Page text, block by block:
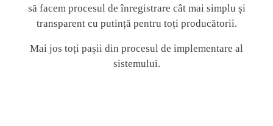
să facem procesul de înregistrare cât mai simplu și
transparent cu putință pentru toți producătorii.
Mai jos toți pașii din procesul de implementare al
sistemului.